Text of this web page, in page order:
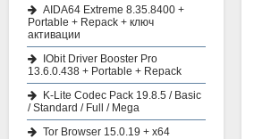
AIDA64 Extreme 8.35.8400 +
Portable + Repack + ключ
активации
IObit Driver Booster Pro
13.6.0.438 + Portable + Repack
K-Lite Codec Pack 19.8.5 / Basic
/ Standard / Full / Mega
Tor Browser 15.0.19 + x64